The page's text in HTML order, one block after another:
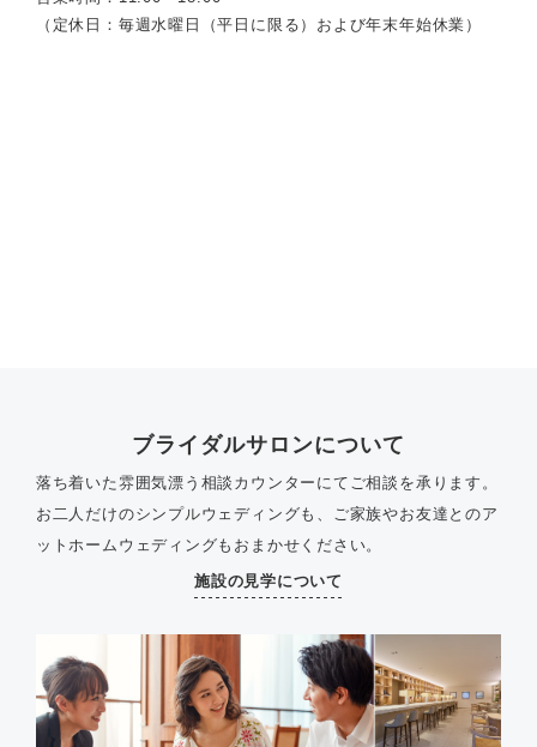
（定休日：毎週水曜日（平日に限る）および年末年始休業）
ブライダルサロンについて
落ち着いた雰囲気漂う相談カウンターにてご相談を承ります。
お二人だけのシンプルウェディングも、ご家族やお友達とのア
ットホームウェディングもおまかせください。
施設の見学について